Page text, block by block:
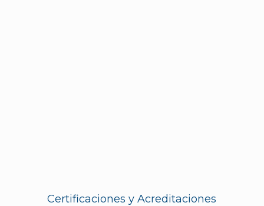
Certificaciones y Acreditaciones